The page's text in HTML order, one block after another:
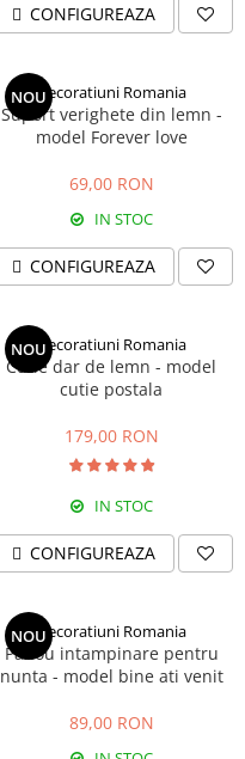
CONFIGUREAZA
NOUDecoratiuni Romania
Suport verighete din lemn -
model Forever love
69,00 RON
IN STOC
CONFIGUREAZA
NOUDecoratiuni Romania
Cutie dar de lemn - model
cutie postala
179,00 RON
IN STOC
CONFIGUREAZA
NOUDecoratiuni Romania
Panou intampinare pentru
nunta - model bine ati venit
89,00 RON